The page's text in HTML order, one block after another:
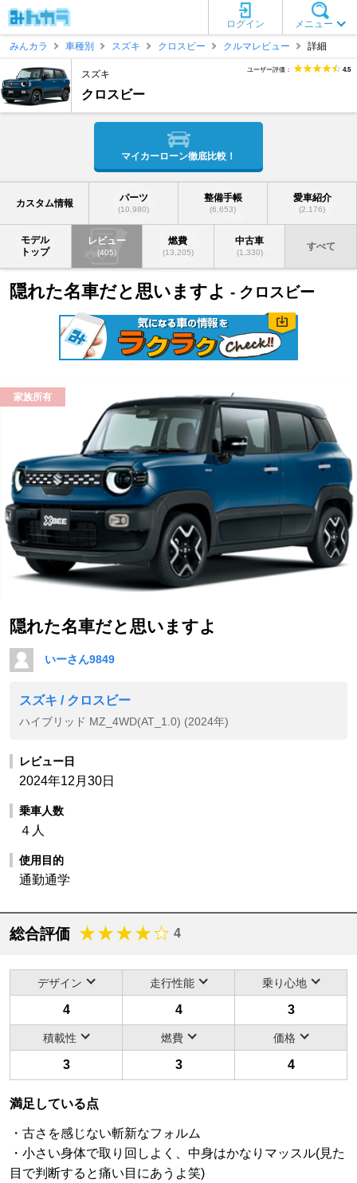
メニュー
ログイン
みんカラ
車種別 スズキ クロスビー クルマレビュー 詳細
スズキ
クロスビー
ユーザー評価： 4.5
マイカーローン徹底比較！
カスタム情報 パーツ
(10,980)
整備手帳
(6,653)
愛車紹介
(2,176)
モデル
トップ
レビュー
(405)
燃費
(13,205)
中古車
(1,330)
すべて
隠れた名車だと思いますよ - クロスビー
家族所有
隠れた名車だと思いますよ
いーさん9849
スズキ / クロスビー
ハイブリッド MZ_4WD(AT_1.0) (2024年)
レビュー日
2024年12月30日
乗車人数
４人
使用目的
通勤通学
総合評価 4
デザイン 走行性能 乗り心地
4 4 3
積載性 燃費 価格
3 3 4
満足している点
・古さを感じない斬新なフォルム
・小さい身体で取り回しよく、中身はかなりマッスル(見た
目で判断すると痛い目にあうよ笑)